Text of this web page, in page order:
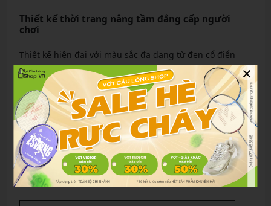
Thiết kế thời trang nâng tầm đẳng cấp người
chơi
Thiết kế hiện đại với màu sắc đa dạng từ đen cổ điển
đến xanh neon rực rỡ, quần Yonex không chỉ chức năng
mà còn thời trang. Phối vớiQuần cầu lônghoặc áo
khoác, bạn sẽ nổi bật trên sân, tăng sự tự tin và phong
cách cá nhân.
Để minh họa rõ hơn, dưới đây là bảng so sánh lợi ích
quần Yonex so với thương hiệu thông thường:
×